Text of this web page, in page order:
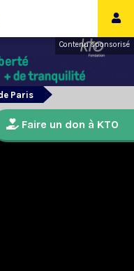
Contenu sponsorisé
Paris
Faire un don à KTO